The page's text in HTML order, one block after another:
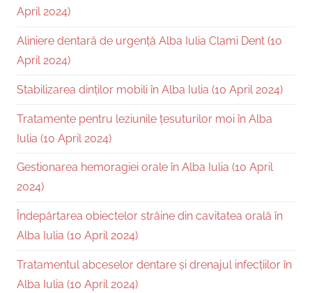
April 2024)
Aliniere dentară de urgență Alba Iulia Clami Dent (10
April 2024)
Stabilizarea dinților mobili în Alba Iulia (10 April 2024)
Tratamente pentru leziunile țesuturilor moi în Alba
Iulia (10 April 2024)
Gestionarea hemoragiei orale în Alba Iulia (10 April
2024)
Îndepărtarea obiectelor străine din cavitatea orală în
Alba Iulia (10 April 2024)
Tratamentul abceselor dentare și drenajul infecțiilor în
Alba Iulia (10 April 2024)